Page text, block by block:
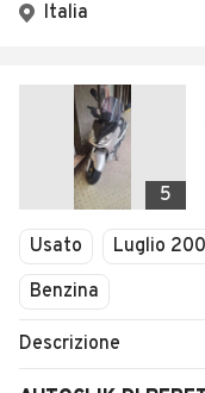
Italia
5
Usato Luglio
Benzina
Descrizione